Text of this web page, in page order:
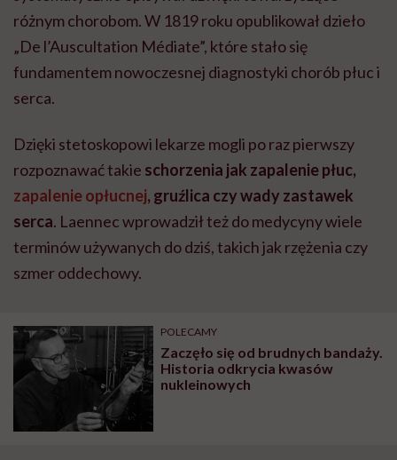
różnym chorobom. W 1819 roku opublikował dzieło
„De l’Auscultation Médiate”, które stało się
fundamentem nowoczesnej diagnostyki chorób płuc i
serca.
Dzięki stetoskopowi lekarze mogli po raz pierwszy
rozpoznawać takie schorzenia jak zapalenie płuc,
zapalenie opłucnej, gruźlica czy wady zastawek
serca. Laennec wprowadził też do medycyny wiele
terminów używanych do dziś, takich jak rzężenia czy
szmer oddechowy.
POLECAMY
Zaczęło się od brudnych bandaży.
Historia odkrycia kwasów
nukleinowych